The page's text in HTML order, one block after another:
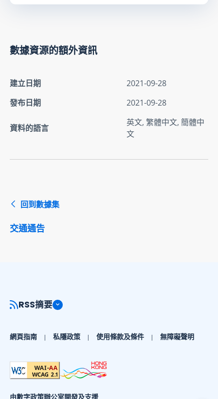
數據資源的額外資訊
建立日期
2021-09-28
發布日期
2021-09-28
資料的語言
英文, 繁體中文, 簡體中
文
回到數據集
交通通告
RSS摘要
網頁指南 私隱政策 使用條款及條件 無障礙聲明
由數字政策辦公室開發及支援